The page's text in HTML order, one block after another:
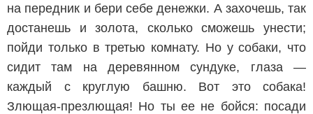
на передник и бери себе денежки. А захочешь, так
достанешь и золота, сколько сможешь унести;
пойди только в третью комнату. Но у собаки, что
сидит там на деревянном сундуке, глаза —
каждый с круглую башню. Вот это собака!
Злющая-презлющая! Но ты ее не бойся: посади